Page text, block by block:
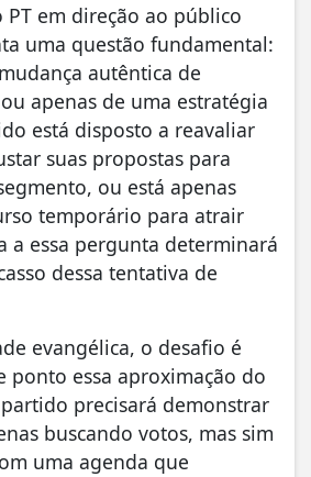
em direção ao público
uma questão fundamental:
autêntica de
apenas de uma estratégia
está disposto a reavaliar
suas propostas para
ou está apenas
temporário para atrair
a essa pergunta determinará
dessa tentativa de
evangélica, o desafio é
ponto essa aproximação do
precisará demonstrar
buscando votos, mas sim
uma agenda que